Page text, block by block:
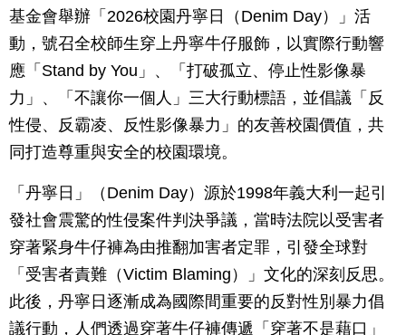
基金會舉辦「2026校園丹寧日（Denim Day）」活
動，號召全校師生穿上丹寧牛仔服飾，以實際行動響
應「Stand by You」、「打破孤立、停止性影像暴
力」、「不讓你一個人」三大行動標語，並倡議「反
性侵、反霸凌、反性影像暴力」的友善校園價值，共
同打造尊重與安全的校園環境。
「丹寧日」（Denim Day）源於1998年義大利一起引
發社會震驚的性侵案件判決爭議，當時法院以受害者
穿著緊身牛仔褲為由推翻加害者定罪，引發全球對
「受害者責難（Victim Blaming）」文化的深刻反思。
此後，丹寧日逐漸成為國際間重要的反對性別暴力倡
議行動，人們透過穿著牛仔褲傳遞「穿著不是藉口」